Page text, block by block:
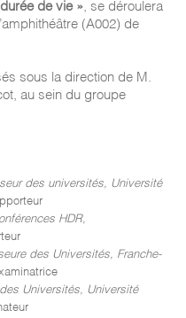
de vie » , se déroulera
(A002) de
sous la direction de M.
au sein du groupe
des universités, Université
HDR,
des Universités, Franche-
Universités, Université